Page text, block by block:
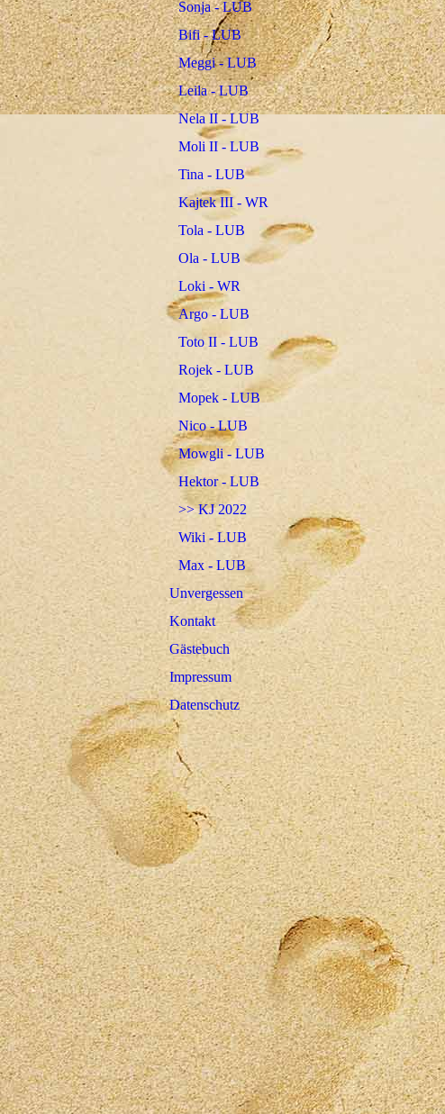
Sonja - LUB
Bifi - LUB
Meggi - LUB
Leila - LUB
Nela II - LUB
Moli II - LUB
Tina - LUB
Kajtek III - WR
Tola - LUB
Ola - LUB
Loki - WR
Argo - LUB
Toto II - LUB
Rojek - LUB
Mopek - LUB
Nico - LUB
Mowgli - LUB
Hektor - LUB
>> KJ 2022
Wiki - LUB
Max - LUB
Unvergessen
Kontakt
Gästebuch
Impressum
Datenschutz